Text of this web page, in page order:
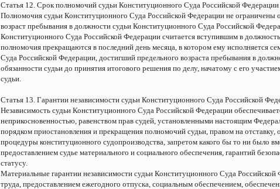
Статья 12. Срок полномочий судьи Конституционного Суда Российской Федерации
Полномочия судьи Конституционного Суда Российской Федерации не
возраст пребывания в должности судьи Конституционного Суда Российской
Конституционного Суда Российской Федерации считается вступившим в
полномочия прекращаются в последний день месяца, в котором ему исполняется
Суда Российской Федерации, достигший предельного возраста пребывания в
обязанности судьи до принятия итогового решения по делу, начатому с его
судьи.
Статья 13. Гарантии независимости судьи Конституционного Суда Российской
Независимость судьи Конституционного Суда Российской Федерации
неприкосновенностью, равенством прав судей, установленными настоящим
порядком приостановления и прекращения полномочий судьи, правом на отставку,
процедуры конституционного судопроизводства, запретом какого бы то ни было
предоставлением судье материального и социального обеспечения, гарантий
статусу.
Материальные гарантии независимости судьи Конституционного Суда Российской
труда, предоставлением ежегодного отпуска, социальным обеспечением,